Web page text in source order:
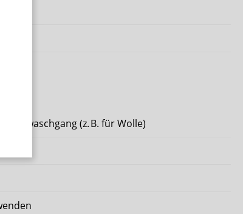
(z. B. für Wolle)